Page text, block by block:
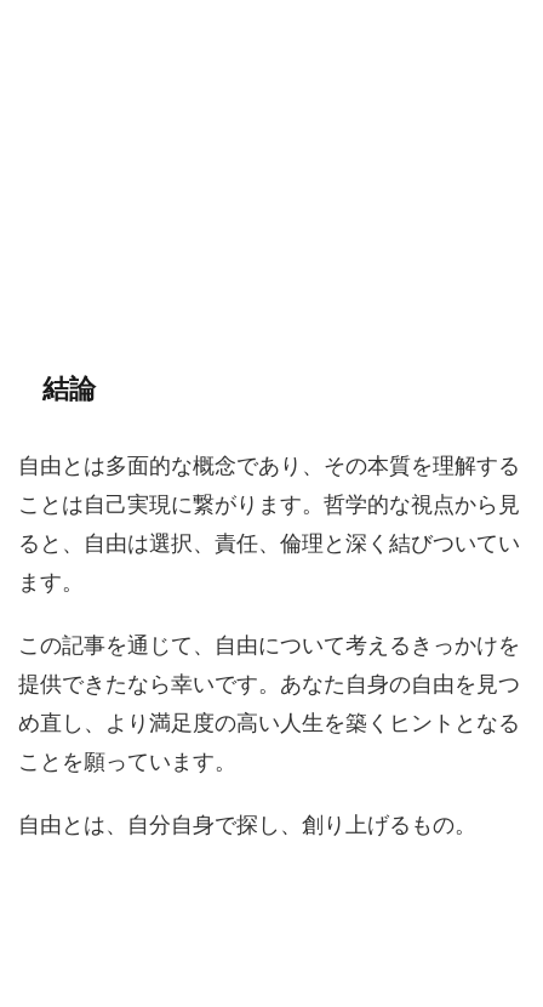
結論
自由とは多面的な概念であり、その本質を理解する
ことは自己実現に繋がります。哲学的な視点から見
ると、自由は選択、責任、倫理と深く結びついてい
ます。
この記事を通じて、自由について考えるきっかけを
提供できたなら幸いです。あなた自身の自由を見つ
め直し、より満足度の高い人生を築くヒントとなる
ことを願っています。
自由とは、自分自身で探し、創り上げるもの。